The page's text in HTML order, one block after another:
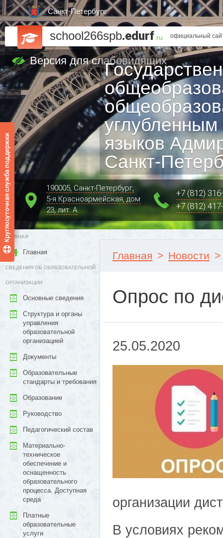
Санкт-Петербург
school266spb.edurf .ru официальный
Версия для слабовидящих
языков
190005, Санкт-Петербург,
5-я Красноармейская, дом
23, лит. А
+7 (812)
+7 (812)
ГЛАВНАЯ
Главная
СВЕДЕНИЯ ОБ ОБРАЗОВАТЕЛЬНОЙ
ОРГАНИЗАЦИИ
Основные сведения
Структура и органы
управления
образовательной
организацией
Документы
Образовательные
стандарты и требования
Образование
Руководство
Педагогический состав
Материально-
техническое
обеспечение и
оснащенность
образовательного
процесса. Доступная
среда
Платные
образовательные
услуги
Главная > Новости >
Опрос по
25.05.2020
организации
В условиях